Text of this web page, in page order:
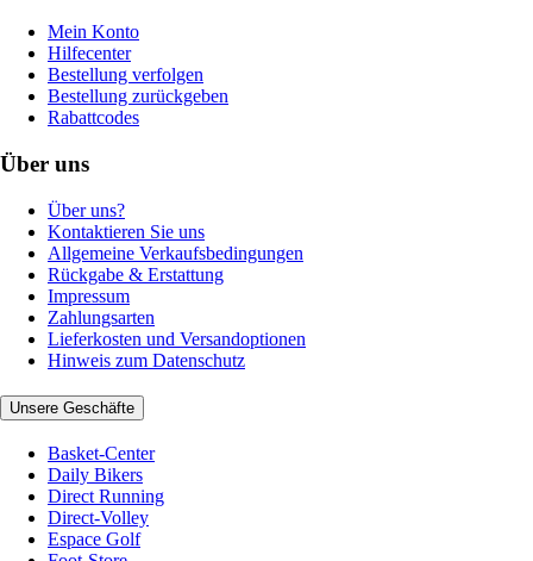
Mein Konto
Hilfecenter
Bestellung verfolgen
Bestellung zurückgeben
Rabattcodes
Über uns
Über uns?
Kontaktieren Sie uns
Allgemeine Verkaufsbedingungen
Rückgabe & Erstattung
Impressum
Zahlungsarten
Lieferkosten und Versandoptionen
Hinweis zum Datenschutz
Unsere Geschäfte
Basket-Center
Daily Bikers
Direct Running
Direct-Volley
Espace Golf